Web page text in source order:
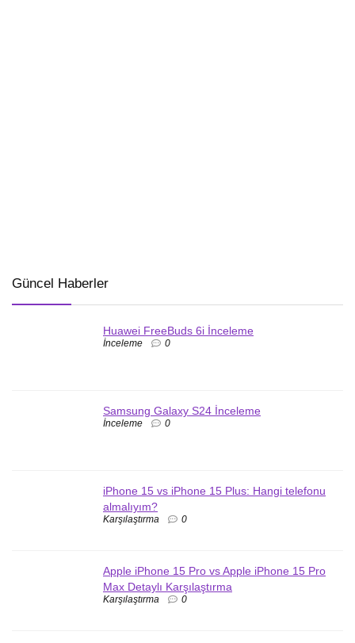
Güncel Haberler
Huawei FreeBuds 6i İnceleme
İnceleme 0
Samsung Galaxy S24 İnceleme
İnceleme 0
iPhone 15 vs iPhone 15 Plus: Hangi telefonu
almalıyım?
Karşılaştırma 0
Apple iPhone 15 Pro vs Apple iPhone 15 Pro
Max Detaylı Karşılaştırma
Karşılaştırma 0